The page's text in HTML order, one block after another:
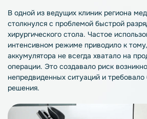
В одной из ведущих клиник региона
столкнулся с проблемой быстрой
хирургического стола. Частое
интенсивном режиме приводило к
аккумулятора не всегда хватало на
операции. Это создавало риск
непредвиденных ситуаций и требовало
решения.